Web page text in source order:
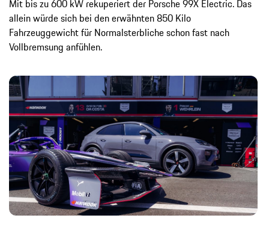
Mit bis zu 600 kW rekuperiert der Porsche 99X Electric. Das
allein würde sich bei den erwähnten 850 Kilo
Fahrzeuggewicht für Normalsterbliche schon fast nach
Vollbremsung anfühlen.